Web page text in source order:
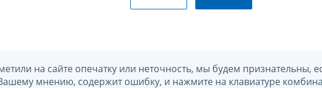
на сайте опечатку или неточность, мы будем признательны,
мнению, содержит ошибку, и нажмите на клавиатуре